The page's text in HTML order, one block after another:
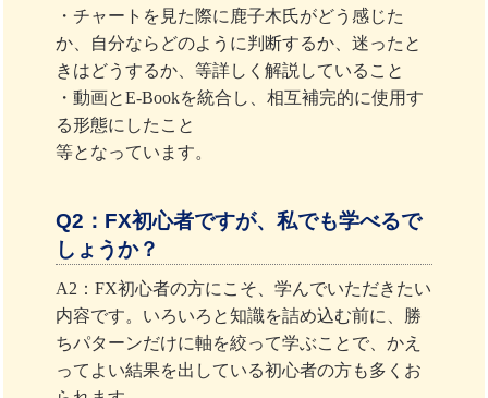
・チャートを見た際に鹿子木氏がどう感じた
か、自分ならどのように判断するか、迷ったと
きはどうするか、等詳しく解説していること
・動画とE-Bookを統合し、相互補完的に使用す
る形態にしたこと
等となっています。
Q2：FX初心者ですが、私でも学べるで
しょうか？
A2：FX初心者の方にこそ、学んでいただきたい
内容です。いろいろと知識を詰め込む前に、勝
ちパターンだけに軸を絞って学ぶことで、かえ
ってよい結果を出している初心者の方も多くお